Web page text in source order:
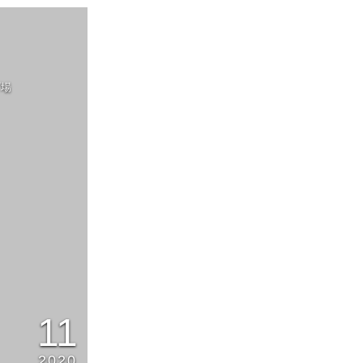
11